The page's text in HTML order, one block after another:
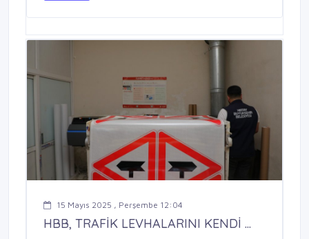
15 Mayıs 2025 , Perşembe 12:04
HBB, TRAFİK LEVHALARINI KENDİ ...